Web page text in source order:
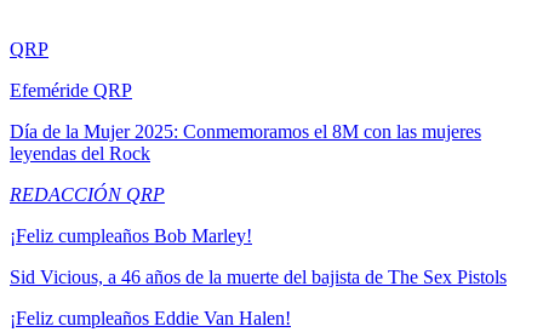
QRP
Efeméride QRP
Día de la Mujer 2025: Conmemoramos el 8M con las mujeres
leyendas del Rock
REDACCIÓN QRP
¡Feliz cumpleaños Bob Marley!
Sid Vicious, a 46 años de la muerte del bajista de The Sex Pistols
¡Feliz cumpleaños Eddie Van Halen!